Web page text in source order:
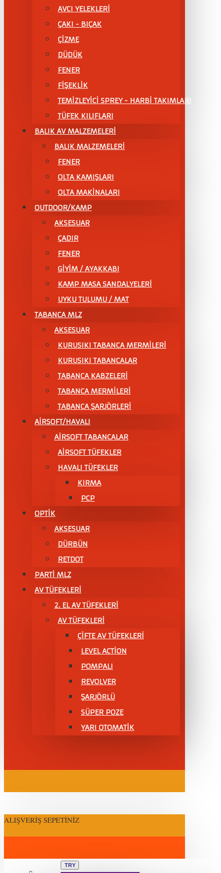
AVCI YELEKLERİ
ÇAKI - BIÇAK
ÇİZME
DÜDÜK
FENER
FİŞEKLİK
TEMİZLEYİCİ SPREY - HARBİ TAKIMLARI
TÜFEK KILIFLARI
BALIK AV MALZEMELERİ
BALIK MALZEMELERİ
FENER
OLTA KAMIŞLARI
OLTA MAKİNALARI
OUTDOOR/KAMP
AKSESUAR
ÇADIR
FENER
GİYİM / AYAKKABI
KAMP MASA SANDALYELERİ
UYKU TULUMU / MAT
TABANCA MLZ
AKSESUAR
KURUSIKI TABANCA MERMİLERİ
KURUSIKI TABANCALAR
TABANCA KABZELERİ
TABANCA MERMİLERİ
TABANCA ŞARJÖRLERİ
AİRSOFT/HAVALI
AİRSOFT TABANCALAR
AİRSOFT TÜFEKLER
HAVALI TÜFEKLER
KIRMA
PCP
OPTİK
AKSESUAR
DÜRBÜN
RETDOT
PARTİ MLZ
AV TÜFEKLERİ
2. EL AV TÜFEKLERİ
AV TÜFEKLERI
ÇIFTE AV TÜFEKLERI
LEVEL ACTİON
POMPALI
REVOLVER
ŞARJÖRLÜ
SÜPER POZE
YARI OTOMATİK
ALIŞVERIŞ SEPETINIZ
TRY